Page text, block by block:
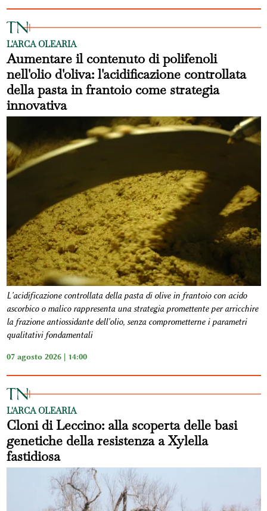
L'ARCA OLEARIA
Aumentare il contenuto di polifenoli
nell'olio d'oliva: l'acidificazione controllata
della pasta in frantoio come strategia
innovativa
L'acidificazione controllata della pasta di olive in frantoio con acido
ascorbico o malico rappresenta una strategia promettente per arricchire
la frazione antiossidante dell'olio, senza comprometterne i parametri
qualitativi fondamentali
07 agosto 2026 | 14:00
L'ARCA OLEARIA
Cloni di Leccino: alla scoperta delle basi
genetiche della resistenza a Xylella
fastidiosa